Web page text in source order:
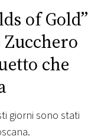
of Gold”
che
giorni sono stati